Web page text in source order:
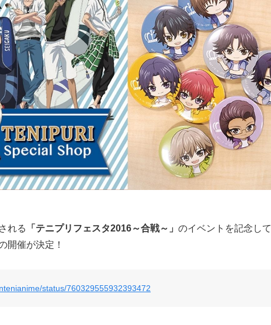
れる 「テニプリフェスタ2016～合戦～」 のイベントを記念して
開催が決定！
status/760329555932393472